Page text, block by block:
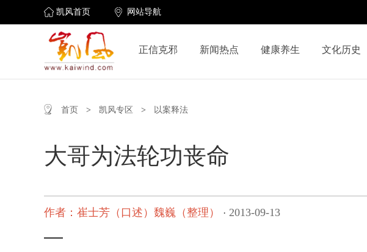
凯风首页 网站导航
正信克邪 新闻热点 健康养生 文化历史
首页 > 凯风专区 > 以案释法
大哥为法轮功丧命
作者：崔士芳（口述）魏巍（整理） · 2013-09-13